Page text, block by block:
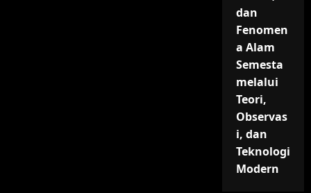
dan
Fenomen
a Alam
Semesta
melalui
Teori,
Observas
i, dan
Teknologi
Modern